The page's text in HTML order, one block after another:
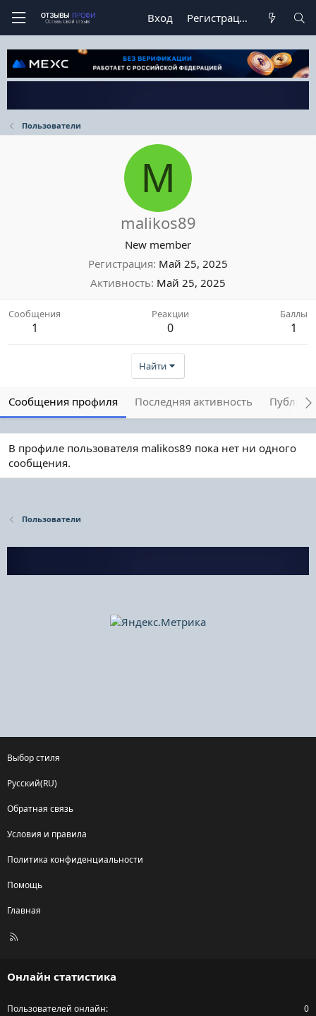
Вход Регистрация
Пользователи
M
malikos89
New member
Регистрация Май 25, 2025
Активность Май 25, 2025
Сообщения
1
Реакции
0
Баллы
1
Найти
Сообщения профиля Последняя активность
В профиле пользователя malikos89 пока нет ни одного
сообщения.
Пользователи
Выбор стиля
Русский(RU)
Обратная связь
Условия и правила
Политика конфиденциальности
Помощь
Главная
R
Онлайн статистика
Пользователей онлайн 0